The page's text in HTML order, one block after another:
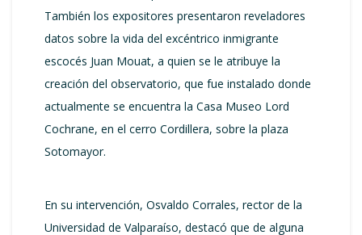
También los expositores presentaron reveladores
datos sobre la vida del excéntrico inmigrante
escocés Juan Mouat, a quien se le atribuye la
creación del observatorio, que fue instalado donde
actualmente se encuentra la Casa Museo Lord
Cochrane, en el cerro Cordillera, sobre la plaza
Sotomayor.
En su intervención, Osvaldo Corrales, rector de la
Universidad de Valparaíso, destacó que de alguna